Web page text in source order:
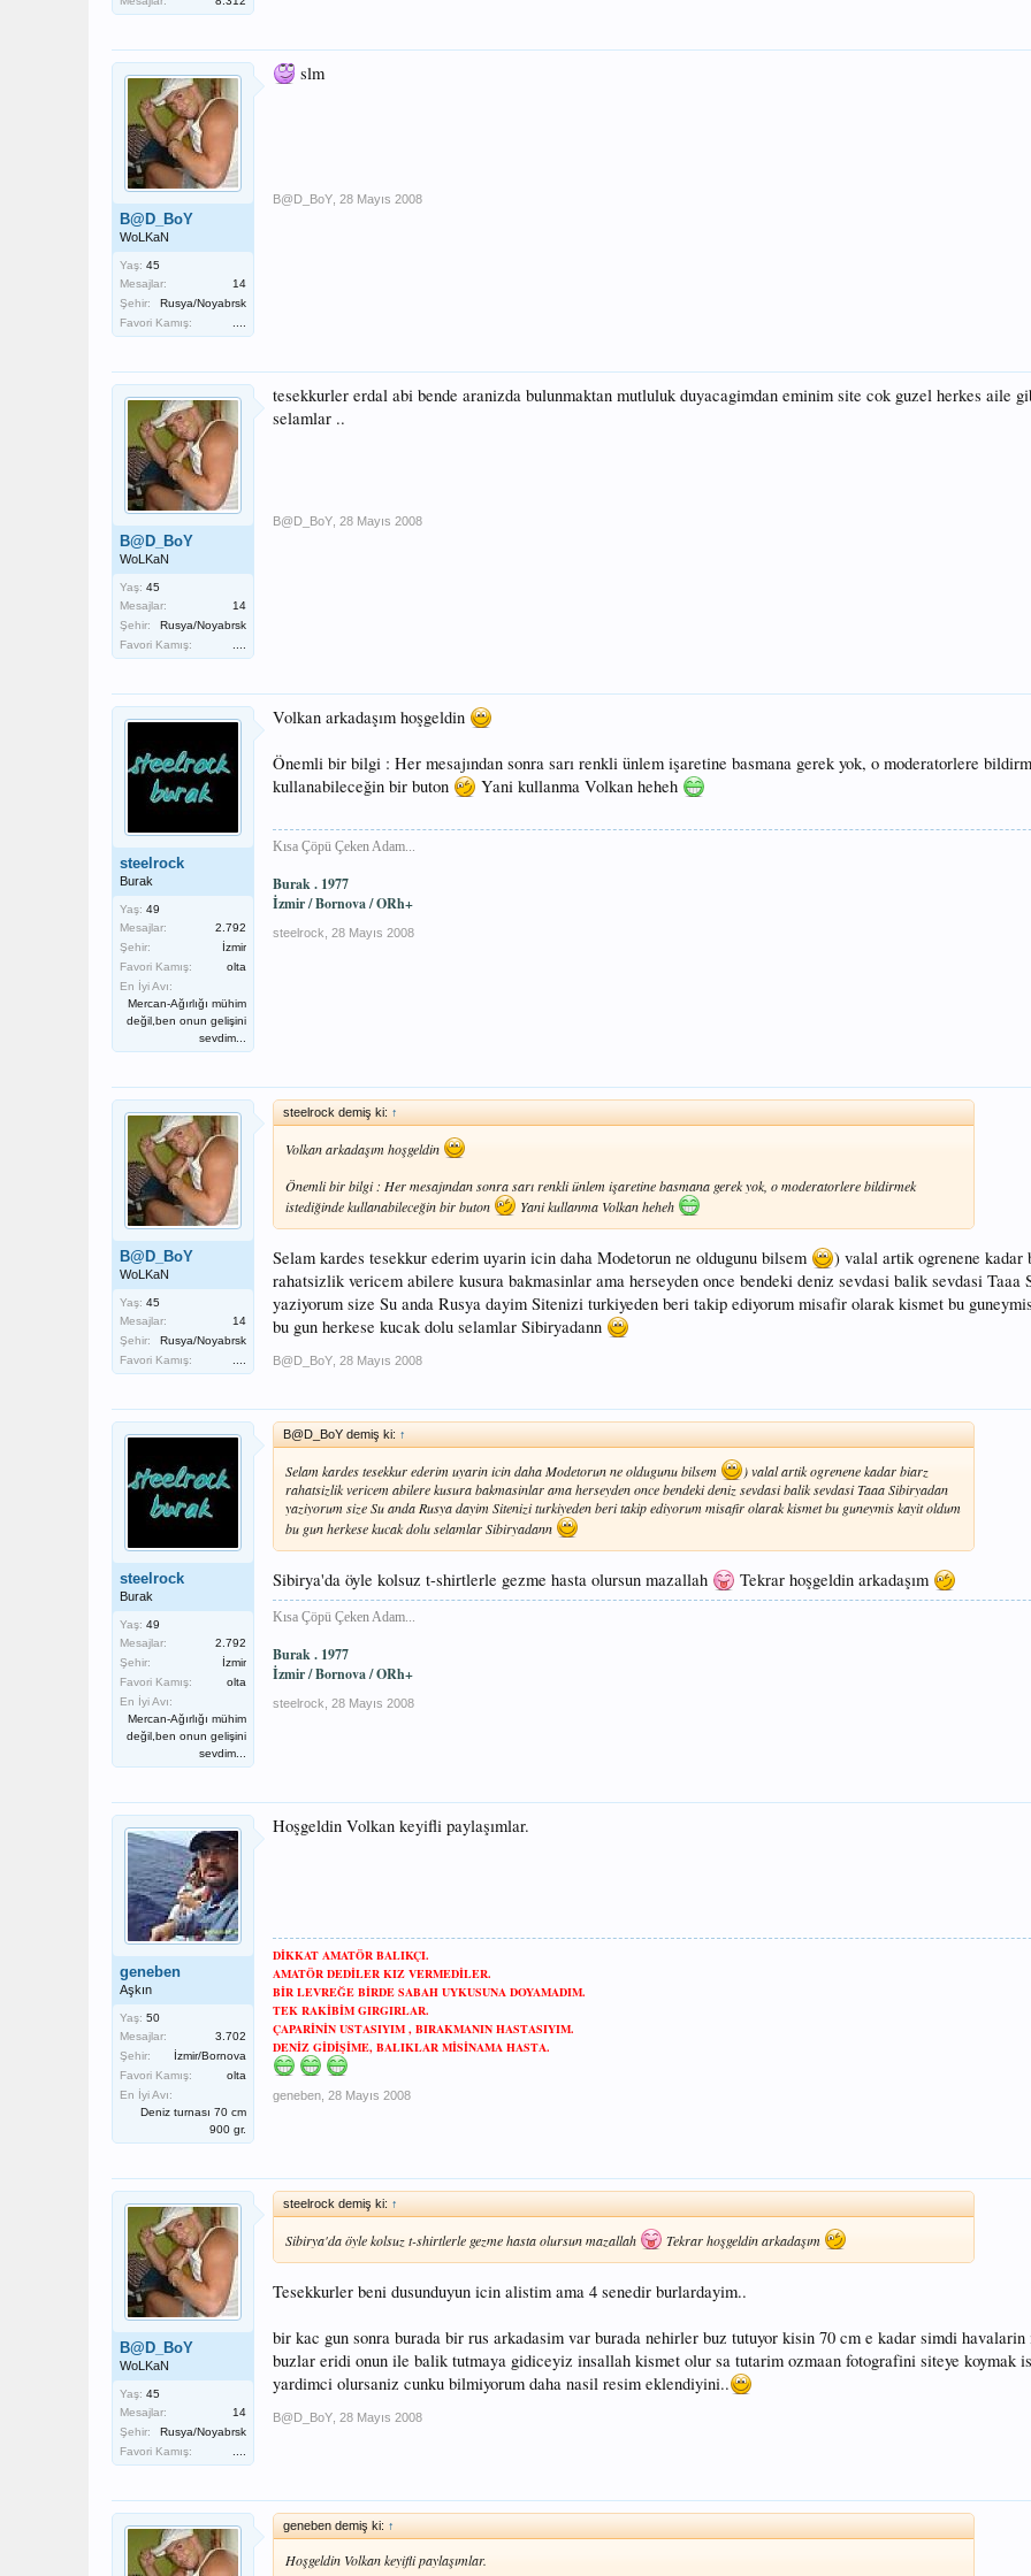
B@D_BoY
WoLKaN
Yaş: 45
Mesajlar:
14
Şehir:
Rusya/Noyabrsk
Favori Kamış:
slm
B@D_BoY 28 Mayıs 2008
B@D_BoY
WoLKaN
Yaş: 45
Mesajlar:
14
Şehir:
Rusya/Noyabrsk
Favori Kamış:
tesekkurler erdal abi bende aranizda bulunmaktan mutluluk duyacagimdan eminim site cok guzel herkes aile
selamlar ..
B@D_BoY 28 Mayıs 2008
steelrock
Burak
Yaş: 49
Mesajlar:
2.792
Şehir:
İzmir
Favori Kamış:
olta
En İyi Avı:
Mercan-Ağırlığı mühim
değil,ben onun gelişini
sevdim...
Volkan arkadaşım hoşgeldin
Önemli bir bilgi : Her mesajından sonra sarı renkli ünlem işaretine basmana gerek yok, o moderatorlere
kullanabileceğin bir buton
Yani kullanma Volkan heheh
Kısa Çöpü Çeken Adam...
Burak . 1977
İzmir / Bornova /ORh+
steelrock 28 Mayıs 2008
B@D_BoY
WoLKaN
Yaş: 45
Mesajlar:
14
Şehir:
Rusya/Noyabrsk
Favori Kamış:
steelrock demiş ki: ↑
Volkan arkadaşım hoşgeldin
Önemli bir bilgi : Her mesajından sonra sarı renkli ünlem işaretine basmana gerek yok, o moderatorlere bildirmek
istediğinde kullanabileceğin bir buton
Yani kullanma Volkan heheh
Selam kardes tesekkur ederim uyarin icin daha Modetorun ne oldugunu bilsem
) valal artik ogrenene kadar
rahatsizlik vericem abilere kusura bakmasinlar ama herseyden once bendeki deniz sevdasi balik sevdasi Taaa
yaziyorum size Su anda Rusya dayim Sitenizi turkiyeden beri takip ediyorum misafir olarak kismet bu
bu gun herkese kucak dolu selamlar Sibiryadann
B@D_BoY 28 Mayıs 2008
steelrock
Burak
Yaş: 49
Mesajlar:
2.792
Şehir:
İzmir
Favori Kamış:
olta
En İyi Avı:
Mercan-Ağırlığı mühim
değil,ben onun gelişini
sevdim...
B@D_BoY demiş ki: ↑
Selam kardes tesekkur ederim uyarin icin daha Modetorun ne oldugunu bilsem
) valal artik ogrenene kadar biarz
rahatsizlik vericem abilere kusura bakmasinlar ama herseyden once bendeki deniz sevdasi balik sevdasi Taaa Sibiryadan
yaziyorum size Su anda Rusya dayim Sitenizi turkiyeden beri takip ediyorum misafir olarak kismet bu guneymis kayit oldum
bu gun herkese kucak dolu selamlar Sibiryadann
Sibirya'da öyle kolsuz t-shirtlerle gezme hasta olursun mazallah Tekrar hoşgeldin arkadaşım
Kısa Çöpü Çeken Adam...
Burak . 1977
İzmir / Bornova /ORh+
steelrock 28 Mayıs 2008
geneben
Aşkın
Yaş: 50
Mesajlar:
3.702
Şehir:
İzmir/Bornova
Favori Kamış:
olta
En İyi Avı:
Deniz turnası 70 cm
900 gr.
Hoşgeldin Volkan keyifli paylaşımlar.
DİKKAT AMATÖR BALIKÇI.
AMATÖR DEDİLER KIZ VERMEDİLER.
BİR LEVREĞE BİRDE SABAH UYKUSUNA DOYAMADIM.
TEK RAKİBİM GIRGIRLAR.
ÇAPARİNİN USTASIYIM , BIRAKMANIN HASTASIYIM.
DENİZ GİDİŞİME, BALIKLAR MİSİNAMA HASTA.
geneben 28 Mayıs 2008
B@D_BoY
WoLKaN
Yaş: 45
Mesajlar:
14
Şehir:
Rusya/Noyabrsk
Favori Kamış:
steelrock demiş ki: ↑
Sibirya'da öyle kolsuz t-shirtlerle gezme hasta olursun mazallah Tekrar hoşgeldin arkadaşım
Tesekkurler beni dusunduyun icin alistim ama 4 senedir burlardayim..
bir kac gun sonra burada bir rus arkadasim var burada nehirler buz tutuyor kisin 70 cm e kadar simdi
buzlar eridi onun ile balik tutmaya gidiceyiz insallah kismet olur sa tutarim ozmaan fotografini siteye koymak
yardimci olursaniz cunku bilmiyorum daha nasil resim eklendiyini..
B@D_BoY 28 Mayıs 2008
geneben demiş ki: ↑
Hoşgeldin Volkan keyifli paylaşımlar.